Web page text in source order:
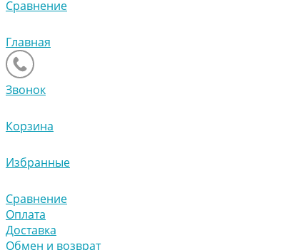
Сравнение
Главная
Звонок
Корзина
Избранные
Сравнение
Оплата
Доставка
Обмен и возврат